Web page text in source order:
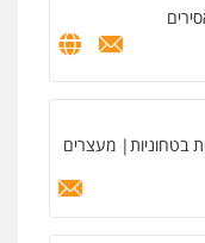
בטחוניות מעצרים